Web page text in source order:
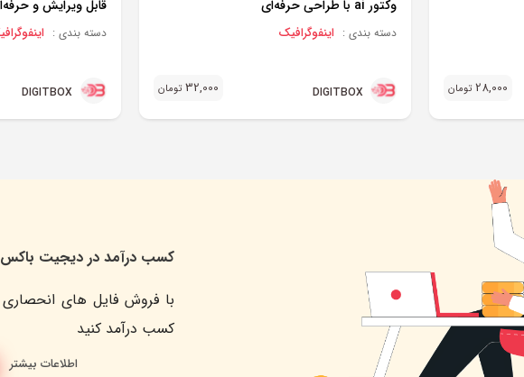
28,000 تومان
وکتور ai با طراحی حرفه‌ای
دسته بندی : اینفوگرافیک
DIGITBOX
32,000 تومان
قابل ویرایش و
دسته بندی :
DIGITBOX
کسب درآمد در دیجیت باکس
با فروش فایل های
کسب درآمد کنید
اطلاعات بیشتر